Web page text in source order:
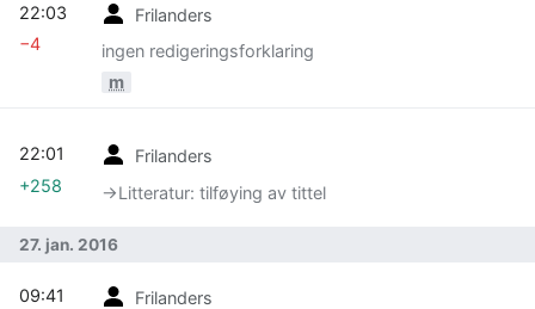
Frilanders
ingen redigeringsforklaring
m
22:03
−4
Frilanders
→‎Litteratur: tilføying av tittel
22:01
+258
27. jan. 2016
Frilanders
09:41